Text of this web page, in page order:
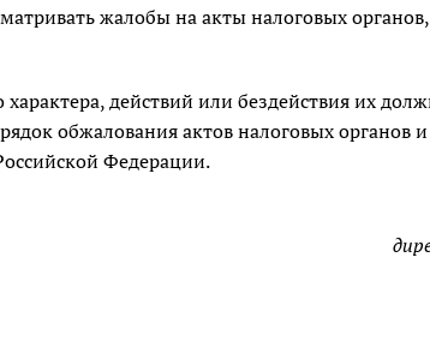
жалобы на акты налоговых
действий или бездействия их
обжалования актов налоговых органов
Федерации.